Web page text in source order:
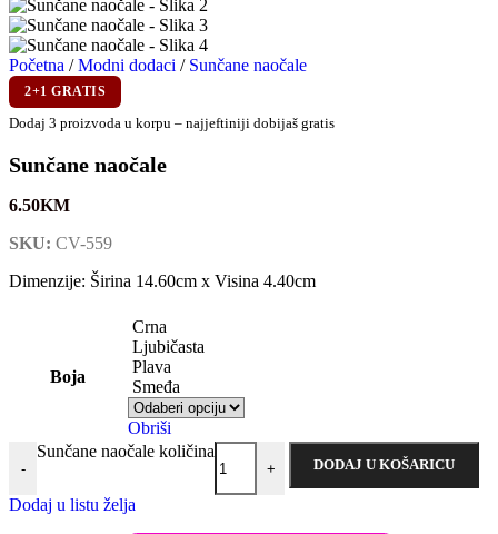
Početna / Modni dodaci / Sunčane naočale
2+1 GRATIS
Dodaj 3 proizvoda u korpu – najjeftiniji dobijaš gratis
Sunčane naočale
6.50KM
SKU: CV-559
Dimenzije: Širina 14.60cm x Visina 4.40cm
Boja
Crna
Ljubičasta
Plava
Smeđa
Obriši
-
Sunčane naočale količina
+ DODAJ U KOŠARICU
Dodaj u listu želja